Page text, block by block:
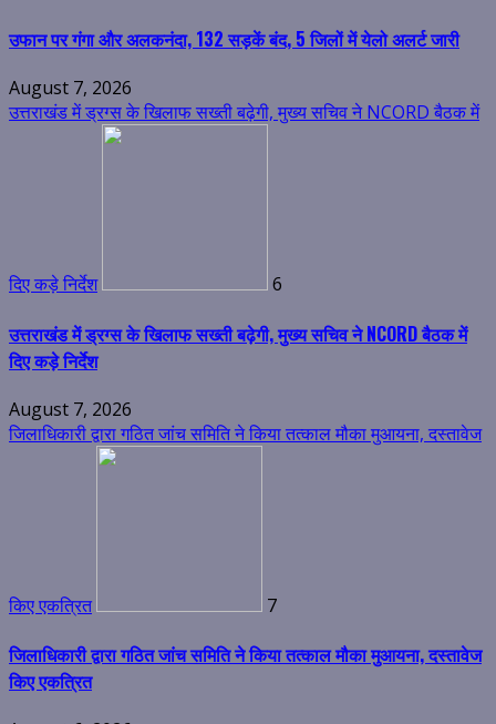
उफान पर गंगा और अलकनंदा, 132 सड़कें बंद, 5 जिलों में येलो अलर्ट जारी
August 7, 2026
उत्तराखंड में ड्रग्स के खिलाफ सख्ती बढ़ेगी, मुख्य सचिव ने NCORD बैठक में
दिए कड़े निर्देश 6
उत्तराखंड में ड्रग्स के खिलाफ सख्ती बढ़ेगी, मुख्य सचिव ने NCORD बैठक में
दिए कड़े निर्देश
August 7, 2026
जिलाधिकारी द्वारा गठित जांच समिति ने किया तत्काल मौका मुआयना, दस्तावेज
किए एकत्रित 7
जिलाधिकारी द्वारा गठित जांच समिति ने किया तत्काल मौका मुआयना, दस्तावेज
किए एकत्रित